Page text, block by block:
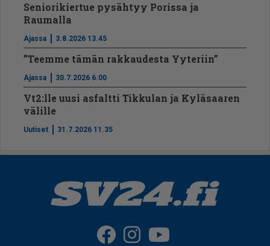
Seniorikiertue pysähtyy Porissa ja
Raumalla
Ajassa 3.8.2026 13.45
”Teemme tämän rakkaudesta Yyteriin”
Ajassa 30.7.2026 6.00
Vt2:lle uusi asfaltti Tikkulan ja Kyläsaaren
välille
Uutiset 31.7.2026 11.35